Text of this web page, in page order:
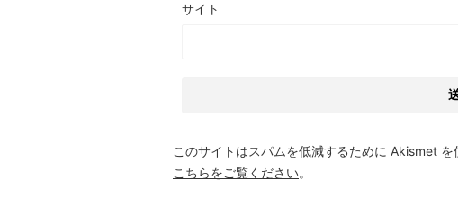
サイト
このサイトはスパムを低減するために Akismet を
こちらをご覧ください。